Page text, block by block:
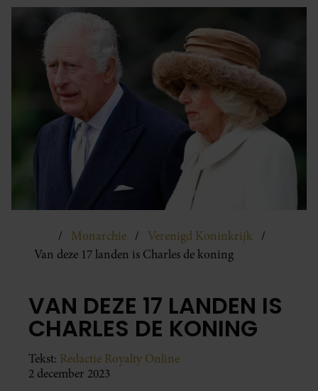
Monarchie
Verenigd Koninkrijk
Van deze 17 landen is Charles de koning
VAN DEZE 17 LANDEN IS
CHARLES DE KONING
Tekst: Redactie Royalty Online
2 december 2023